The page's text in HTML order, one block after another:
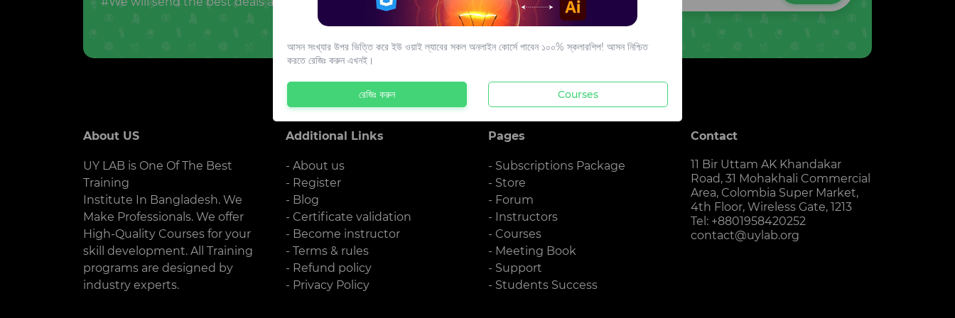
About US
UY LAB is One Of The Best
Training
Institute In Bangladesh. We
Make Professionals. We offer
High-Quality Courses for your
skill development. All Training
programs are designed by
industry experts.
Additional Links
- About us
- Register
- Blog
- Certificate validation
- Become instructor
- Terms & rules
- Refund policy
- Privacy Policy
Pages
- Subscriptions Package
- Store
- Forum
- Instructors
- Courses
- Meeting Book
- Support
- Students Success
Contact
11 Bir Uttam AK Khandakar
Road, 31 Mohakhali Commercial
Area, Colombia Super Market,
4th Floor, Wireless Gate, 1213
Tel: +8801958420252
contact@uylab.org
আসন সংখ্যার উপর ভিত্তি করে ইউ ওয়াই ল্যাবের সকল অনলাইন কোর্সে পাবেন ১০০% স্কলারশিপ! আসন নিশ্চিত
করতে রেজিঃ করুন এখনই।
রেজিঃ করুন Courses